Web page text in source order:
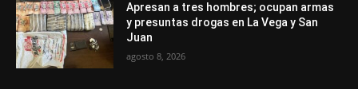
Apresan a tres hombres; ocupan armas
y presuntas drogas en La Vega y San
Juan
agosto 8, 2026